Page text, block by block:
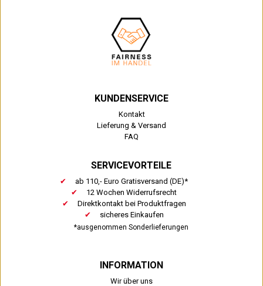
KUNDENSERVICE
Kontakt
Lieferung & Versand
FAQ
SERVICEVORTEILE
ab 110,- Euro Gratisversand (DE)*
12 Wochen Widerrufsrecht
Direktkontakt bei Produktfragen
sicheres Einkaufen
*ausgenommen Sonderlieferungen
INFORMATION
Wir über uns